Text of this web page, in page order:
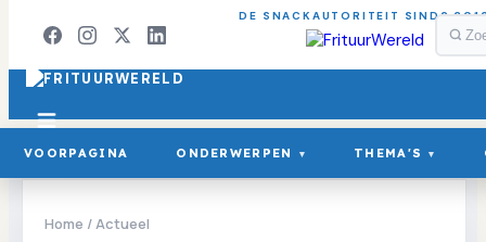
DE SNACKAUTORITEIT SINDS
VOORPAGINA ONDERWERPEN ▾ THEMA'S ▾
Home /Actueel